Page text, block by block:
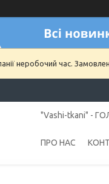
неробочий час.
"Vashi-tkani" -
ПРО НАС